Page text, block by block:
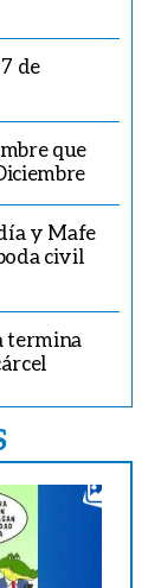
de
que
y Mafe
civil
termina